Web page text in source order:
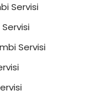
Servisi
Servisi